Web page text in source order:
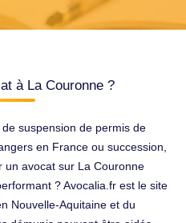
à La Couronne ?
suspension de permis de
en France ou succession,
un avocat sur La Couronne
? Avocalia.fr est le site
Nouvelle-Aquitaine et du